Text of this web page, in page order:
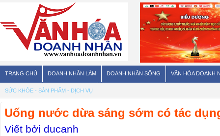
TRANG CHỦ DOANH NHÂN LÀM DOANH NHÂN SỐNG VĂN HÓA DOANH
SỨC KHỎE - SẢN PHẨM - DỊCH VỤ
Uống nước dừa sáng sớm có tác
Viết bởi ducanh